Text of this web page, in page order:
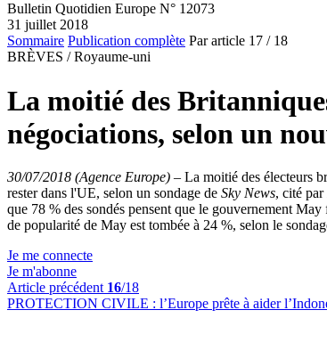
Bulletin Quotidien Europe N° 12073
31 juillet 2018
Sommaire Publication complète Par article 17 / 18
BRÈVES / Royaume-uni
La moitié des
négociations, selon un
30/07/2018 (Agence Europe) – La moitié des électeurs
rester dans l'UE, selon un sondage de Sky News, cité par
que 78 % des sondés pensent que le gouvernement
de popularité de May est tombée à 24 %, selon le
Je me connecte
Je m'abonne
Article précédent 16/18
PROTECTION CIVILE : l’Europe prête à aider